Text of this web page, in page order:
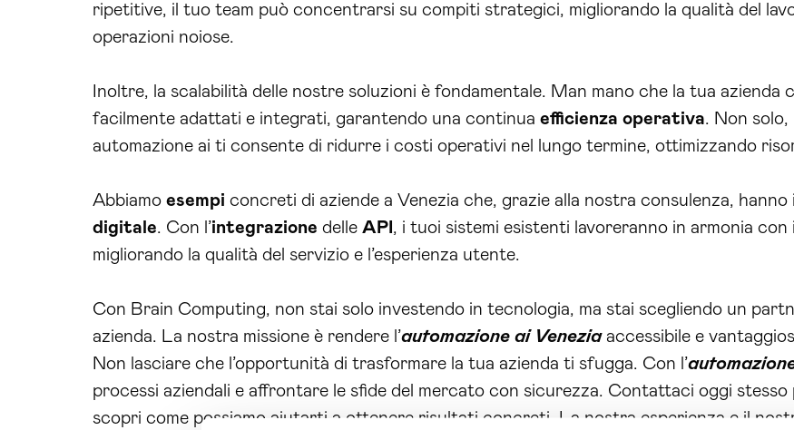
ripetitive, il tuo team può concentrarsi su compiti strategici, migliorando la qualità del
operazioni noiose.
Inoltre, la scalabilità delle nostre soluzioni è fondamentale. Man mano che la tua
facilmente adattati e integrati, garantendo una continua efficienza operativa. Non solo,
automazione ai ti consente di ridurre i costi operativi nel lungo termine, ottimizzando
Abbiamo esempi concreti di aziende a Venezia che, grazie alla nostra consulenza,
digitale. Con l’integrazione delle API , i tuoi sistemi esistenti lavoreranno in armonia
migliorando la qualità del servizio e l’esperienza utente.
Con Brain Computing, non stai solo investendo in tecnologia, ma stai scegliendo un
azienda. La nostra missione è rendere l’automazione ai Veneziaaccessibile e
Non lasciare che l’opportunità di trasformare la tua azienda ti sfugga. Con l’
processi aziendali e affrontare le sfide del mercato con sicurezza. Contattaci oggi
scopri come possiamo aiutarti a ottenere risultati concreti. La nostra esperienza e il